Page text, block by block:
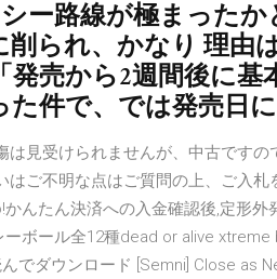
ー路線が極まった
られ、かなり 理由
売から2週間後に基
件で、では発売日に
見受けられませんが、中古ですの
はご不明な点はご質問の上、ご入
かんたん決済への入金確認後,定形
ボール全12種dead or alive
でダウンロード [Semni] Close as